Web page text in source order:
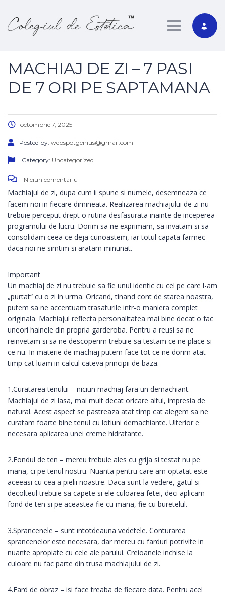
Toggle
MACHIAJ DE ZI – 7 PASI
DE 7 ORI PE SAPTAMANA
octombrie 7, 2025
Posted by: webspotgenius@gmail.com
Category: Uncategorized
Niciun comentariu
Machiajul de zi, dupa cum ii spune si numele, desemneaza ce
facem noi in fiecare dimineata. Realizarea machiajului de zi nu
trebuie perceput drept o rutina desfasurata inainte de inceperea
programului de lucru. Dorim sa ne exprimam, sa invatam si sa
consolidam ceea ce deja cunoastem, iar totul capata farmec
daca noi ne simtim si aratam minunat.
Important
Un machiaj de zi nu trebuie sa fie unul identic cu cel pe care l-am
„purtat“ cu o zi in urma. Oricand, tinand cont de starea noastra,
putem sa ne accentuam trasaturile intr-o maniera complet
originala. Machiajul reflecta personalitatea mai bine decat o fac
uneori hainele din propria garderoba. Pentru a reusi sa ne
reinvetam si sa ne descoperim trebuie sa testam ce ne place si
ce nu. In materie de machiaj putem face tot ce ne dorim atat
timp cat luam in calcul cateva principii de baza.
1.Curatarea tenului – niciun machiaj fara un demachiant.
Machiajul de zi lasa, mai mult decat oricare altul, impresia de
natural. Acest aspect se pastreaza atat timp cat alegem sa ne
curatam foarte bine tenul cu lotiuni demachiante. Ulterior e
necesara aplicarea unei creme hidratante.
2.Fondul de ten – mereu trebuie ales cu grija si testat nu pe
mana, ci pe tenul nostru. Nuanta pentru care am optatat este
aceeasi cu cea a pielii noastre. Daca sunt la vedere, gatul si
decolteul trebuie sa capete si ele culoarea fetei, deci aplicam
fond de ten si pe aceastea fie cu mana, fie cu buretelul.
3.Sprancenele – sunt intotdeauna vedetele. Conturarea
sprancenelor este necesara, dar mereu cu farduri potrivite in
nuante apropiate cu cele ale parului. Creioanele inchise la
culoare nu fac parte din trusa machiajului de zi.
4.Fard de obraz – isi face treaba de fiecare data. Pentru acel